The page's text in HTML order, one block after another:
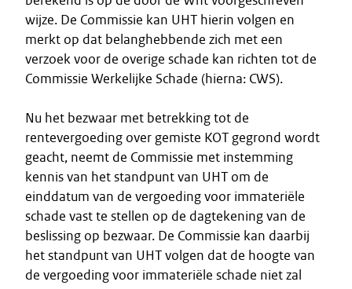
wijze. De Commissie kan UHT hierin volgen en
merkt op dat belanghebbende zich met een
verzoek voor de overige schade kan richten tot de
Commissie Werkelijke Schade (hierna: CWS).
Nu het bezwaar met betrekking tot de
rentevergoeding over gemiste KOT gegrond wordt
geacht, neemt de Commissie met instemming
kennis van het standpunt van UHT om de
einddatum van de vergoeding voor immateriële
schade vast te stellen op de dagtekening van de
beslissing op bezwaar. De Commissie kan daarbij
het standpunt van UHT volgen dat de hoogte van
de vergoeding voor immateriële schade niet zal